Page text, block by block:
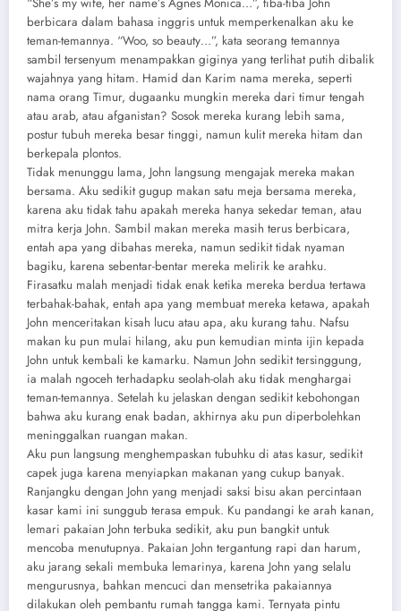
berbicara dalam bahasa inggris untuk memperkenalkan aku ke
teman-temannya. “Woo, so beauty…”, kata seorang temannya
sambil tersenyum menampakkan giginya yang terlihat putih dibalik
wajahnya yang hitam. Hamid dan Karim nama mereka, seperti
nama orang Timur, dugaanku mungkin mereka dari timur tengah
atau arab, atau afganistan? Sosok mereka kurang lebih sama,
postur tubuh mereka besar tinggi, namun kulit mereka hitam dan
berkepala plontos.
Tidak menunggu lama, John langsung mengajak mereka makan
bersama. Aku sedikit gugup makan satu meja bersama mereka,
karena aku tidak tahu apakah mereka hanya sekedar teman, atau
mitra kerja John. Sambil makan mereka masih terus berbicara,
entah apa yang dibahas mereka, namun sedikit tidak nyaman
bagiku, karena sebentar-bentar mereka melirik ke arahku.
Firasatku malah menjadi tidak enak ketika mereka berdua tertawa
terbahak-bahak, entah apa yang membuat mereka ketawa, apakah
John menceritakan kisah lucu atau apa, aku kurang tahu. Nafsu
makan ku pun mulai hilang, aku pun kemudian minta ijin kepada
John untuk kembali ke kamarku. Namun John sedikit tersinggung,
ia malah ngoceh terhadapku seolah-olah aku tidak menghargai
teman-temannya. Setelah ku jelaskan dengan sedikit kebohongan
bahwa aku kurang enak badan, akhirnya aku pun diperbolehkan
meninggalkan ruangan makan.
Aku pun langsung menghempaskan tubuhku di atas kasur, sedikit
capek juga karena menyiapkan makanan yang cukup banyak.
Ranjangku dengan John yang menjadi saksi bisu akan percintaan
kasar kami ini sunggub terasa empuk. Ku pandangi ke arah kanan,
lemari pakaian John terbuka sedikit, aku pun bangkit untuk
mencoba menutupnya. Pakaian John tergantung rapi dan harum,
aku jarang sekali membuka lemarinya, karena John yang selalu
mengurusnya, bahkan mencuci dan mensetrika pakaiannya
dilakukan oleh pembantu rumah tangga kami. Ternyata pintu